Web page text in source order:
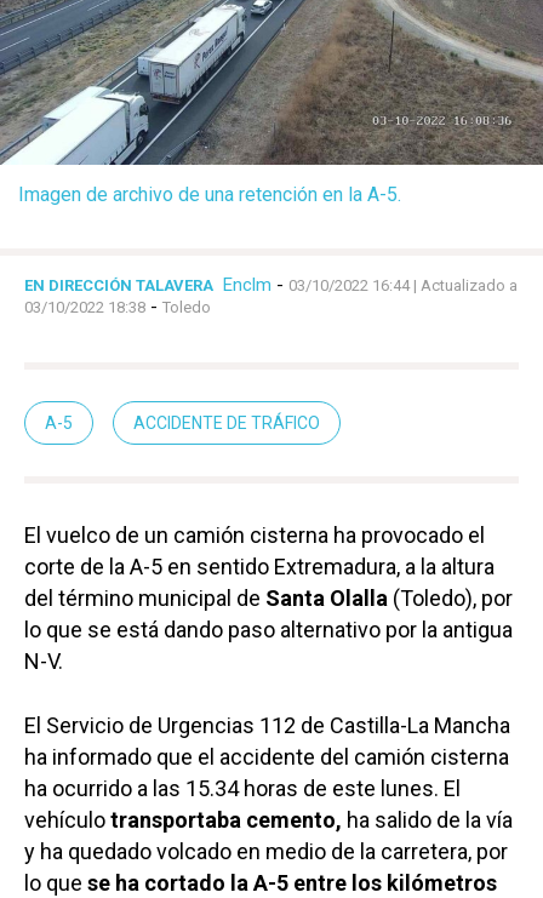
Imagen de archivo de una retención en la A-5.
EN DIRECCIÓN TALAVERA Enclm - 03/10/2022 16:44| Actualizado a
03/10/2022 18:38 - Toledo
A-5 ACCIDENTE DE TRÁFICO
El vuelco de un camión cisterna ha provocado el
corte de la A-5 en sentido Extremadura, a la altura
del término municipal de Santa Olalla (Toledo), por
lo que se está dando paso alternativo por la antigua
N-V.
El Servicio de Urgencias 112 de Castilla-La Mancha
ha informado que el accidente del camión cisterna
ha ocurrido a las 15.34 horas de este lunes. El
vehículotransportaba cemento, ha salido de la vía
y ha quedado volcado en medio de la carretera, por
lo que se ha cortado la A-5 entre los kilómetros